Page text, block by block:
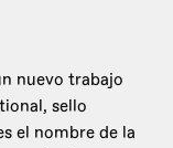
nuevo trabajo
sello
el nombre de la